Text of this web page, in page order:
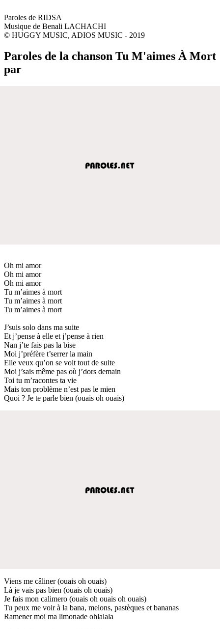
Paroles de RIDSA
Musique de Benali LACHACHI
© HUGGY MUSIC, ADIOS MUSIC - 2019
Paroles de la chanson Tu M'aimes À Mort
par
Oh mi amor
Oh mi amor
Oh mi amor
Tu m’aimes à mort
Tu m’aimes à mort
Tu m’aimes à mort
J’suis solo dans ma suite
Et j’pense à elle et j’pense à rien
Nan j’te fais pas la bise
Moi j’préfère t’serrer la main
Elle veux qu’on se voit tout de suite
Moi j’sais même pas où j’dors demain
Toi tu m’racontes ta vie
Mais ton problème n’est pas le mien
Quoi ? Je te parle bien (ouais oh ouais)
Viens me câliner (ouais oh ouais)
Là je vais pas bien (ouais oh ouais)
Je fais mon calimero (ouais oh ouais oh ouais)
Tu peux me voir à la bana, melons, pastèques et bananas
Ramener moi ma limonade ohlalala